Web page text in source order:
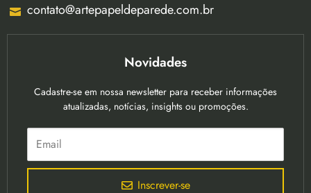
contato@artepapeldeparede.com.br
Novidades
Cadastre-se em nossa newsletter para receber informações
atualizadas, notícias, insights ou promoções.
Inscrever-se